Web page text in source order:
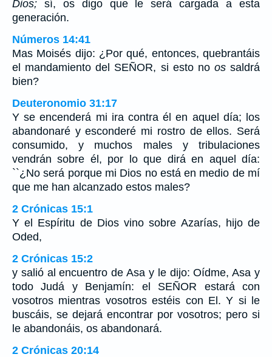
Dios; sí, os digo que le será cargada a esta
generación.
Números 14:41
Mas Moisés dijo: ¿Por qué, entonces, quebrantáis
el mandamiento del SEÑOR, si esto no ossaldrá
bien?
Deuteronomio 31:17
Y se encenderá mi ira contra él en aquel día; los
abandonaré y esconderé mi rostro de ellos. Será
consumido, y muchos males y tribulaciones
vendrán sobre él, por lo que dirá en aquel día:
``¿No será porque mi Dios no está en medio de mí
que me han alcanzado estos males?
2 Crónicas 15:1
Y el Espíritu de Dios vino sobre Azarías, hijo de
Oded,
2 Crónicas 15:2
y salió al encuentro de Asa y le dijo: Oídme, Asa y
todo Judá y Benjamín: el SEÑOR estará con
vosotros mientras vosotros estéis con El. Y si le
buscáis, se dejará encontrar por vosotros; pero si
le abandonáis, os abandonará.
2 Crónicas 20:14